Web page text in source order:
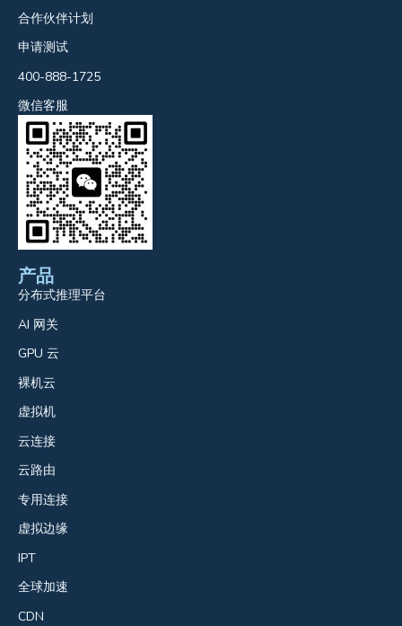
合作伙伴计划
申请测试
400-888-1725
微信客服
产品
分布式推理平台
AI 网关
GPU 云
裸机云
虚拟机
云连接
云路由
专用连接
虚拟边缘
IPT
全球加速
CDN